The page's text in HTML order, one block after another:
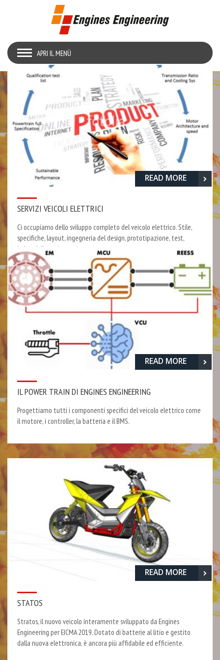
APRI IL MENÙ
[embedyt] https://www.youtube.com/watch?v=Jy-oiZ-
WAfc&feature=youtu.be[/embedyt]
READ MORE
SERVIZI VEICOLI ELETTRICI
Ci occupiamo dello sviluppo completo del veicolo elettrico. Stile,
specifiche, layout, ingegneria del design, prototipazione, test,
industrializzazione.
READ MORE
IL POWER TRAIN DI ENGINES ENGINEERING
Progettiamo tutti i componenti specifici del veicolo elettrico come
il motore, i controller, la batteria e il BMS.
READ MORE
STATOS
Stratos, il nuovo veicolo interamente sviluppato da Engines
Engineering per EICMA 2019. Dotato di batterie al litio e gestito
dalla nuova elettronica, è ancora più affidabile ed efficiente.